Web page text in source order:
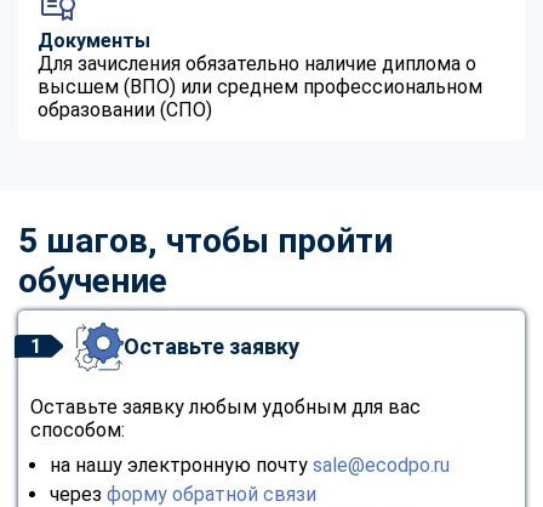
Документы
Для зачисления обязательно наличие диплома о
высшем (ВПО) или среднем профессиональном
образовании (СПО)
5 шагов, чтобы пройти
обучение
1 Оставьте заявку
Оставьте заявку любым удобным для вас
способом:
на нашу электронную почту sale@ecodpo.ru
через форму обратной связи